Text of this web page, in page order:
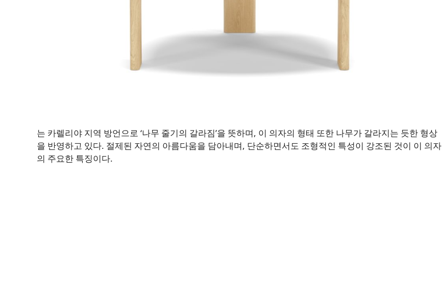
는 카렐리야 지역 방언으로 ‘나무 줄기의 갈라짐’을 뜻하며, 이 의자의 형태 또한 나무가 갈라지는 듯한 형상
을 반영하고 있다. 절제된 자연의 아름다움을 담아내며, 단순하면서도 조형적인 특성이 강조된 것이 이 의자
의 주요한 특징이다.